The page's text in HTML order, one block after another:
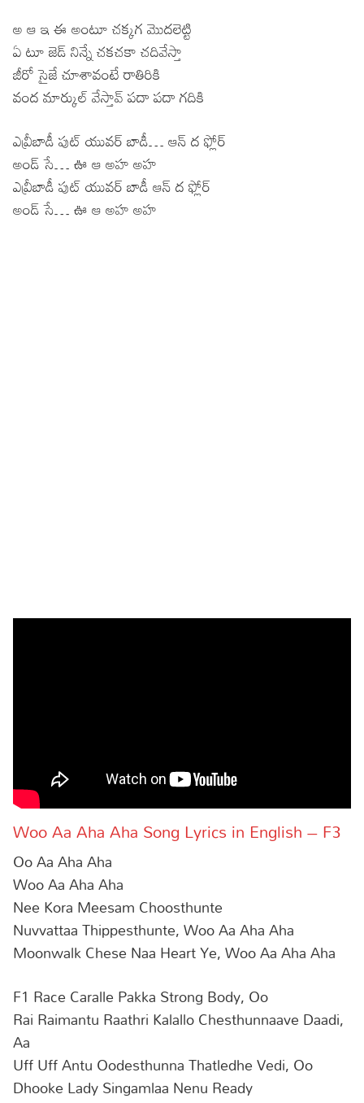
అ ఆ ఇ ఈ అంటూ చక్కగ మొదలెట్టి
ఏ టూ జెడ్ నిన్నే చకచకా చదివేస్తా
జీరో సైజే చూశావంటే రాతిరికి
వంద మార్కుల్ వేస్తావ్ పదా పదా గదికి
ఎవ్రీబాడీ పుట్ యువర్ బాడీ… ఆన్ ద ఫ్లోర్
అండ్ సే… ఊ ఆ అహ అహ
ఎవ్రీబాడీ పుట్ యువర్ బాడీ ఆన్ ద ఫ్లోర్
అండ్ సే… ఊ ఆ అహ అహ
Woo Aa Aha Aha Song Lyrics in English – F3
Oo Aa Aha Aha
Woo Aa Aha Aha
Nee Kora Meesam Choosthunte
Nuvvattaa Thippesthunte, Woo Aa Aha Aha
Moonwalk Chese Naa Heart Ye, Woo Aa Aha Aha
F1 Race Caralle Pakka Strong Body, Oo
Rai Raimantu Raathri Kalallo Chesthunnaave Daadi,
Aa
Uff Uff Antu Oodesthunna Thatledhe Vedi, Oo
Dhooke Lady Singamlaa Nenu Ready